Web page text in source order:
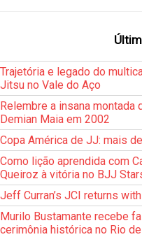
Trajetória e legado do
Jitsu no Vale do Aço
Relembre a insana montada
Demian Maia em 2002
Copa América de JJ: mais
Como lição aprendida com
Queiroz à vitória no BJJ
Jeff Curran’s JCI returns
Murilo Bustamante recebe
cerimônia histórica no Rio